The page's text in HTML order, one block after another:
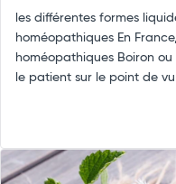
les différentes formes
homéopathiques En
homéopathiques Boiron
le patient sur le point de